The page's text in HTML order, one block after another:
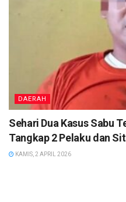
DAERAH
Sehari Dua Kasus Sabu
Tangkap 2 Pelaku dan
KAMIS, 2 APRIL 2026